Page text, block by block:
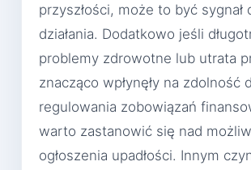
przyszłości, może to być sygnał
działania. Dodatkowo jeśli
problemy zdrowotne lub utrata
znacząco wpłynęły na zdolność
regulowania zobowiązań
warto zastanowić się nad
ogłoszenia upadłości. Innym